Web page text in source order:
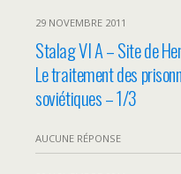
29 NOVEMBRE 2011
Stalag VI A – Site de
Le traitement des
soviétiques – 1/3
AUCUNE RÉPONSE